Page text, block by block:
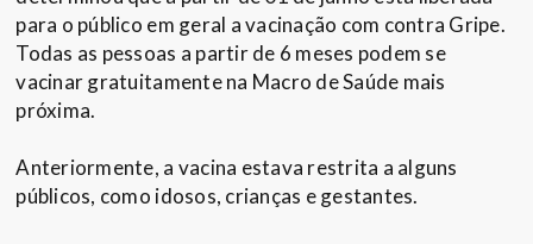
para o público em geral a vacinação com contra Gripe.
Todas as pessoas a partir de 6 meses podem se
vacinar gratuitamente na Macro de Saúde mais
próxima.
Anteriormente, a vacina estava restrita a alguns
públicos, como idosos, crianças e gestantes.